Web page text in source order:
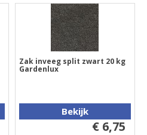
Zak inveeg split zwart 20 kg
Gardenlux
Bekijk
€ 6,75